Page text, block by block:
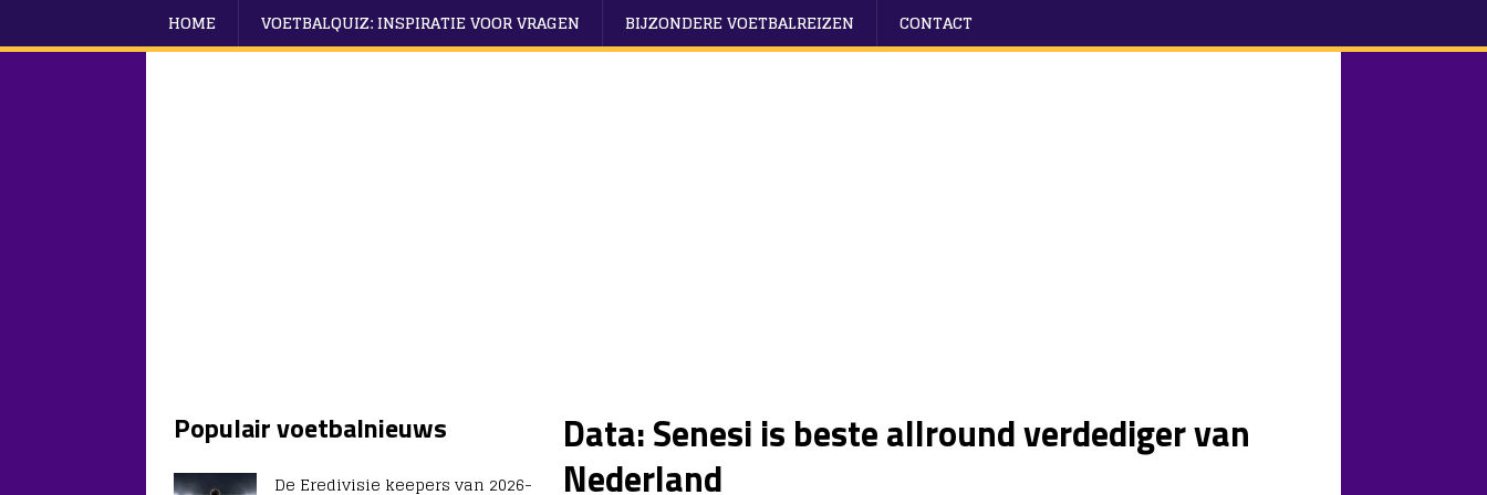
HOME VOETBALQUIZ: INSPIRATIE VOOR VRAGEN BIJZONDERE VOETBALREIZEN CONTACT
Data: Senesi is beste allround verdediger van
Nederland
Populair voetbalnieuws
De Eredivisie keepers van 2026-